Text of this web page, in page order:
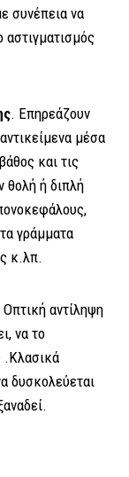
συνέπεια να
. Επηρεάζουν
μέσα
και τις
θολή ή διπλή
γράμματα
κ.λπ.
αντίληψη
να το
.Κλασικά
δυσκολεύεται